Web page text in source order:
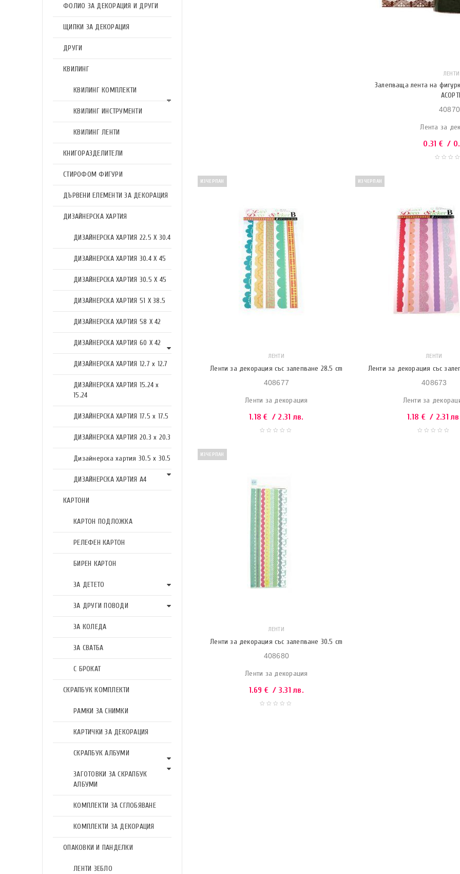
ФОЛИО ЗА ДЕКОРАЦИЯ И ДРУГИ
ЩИПКИ ЗА ДЕКОРАЦИЯ
ДРУГИ
КВИЛИНГ
КВИЛИНГ КОМПЛЕКТИ
КВИЛИНГ ИНСТРУМЕНТИ
КВИЛИНГ ЛЕНТИ
КНИГОРАЗДЕЛИТЕЛИ
СТИРОФОМ ФИГУРИ
ДЪРВЕНИ ЕЛЕМЕНТИ ЗА ДЕКОРАЦИЯ
ДИЗАЙНЕРСКА ХАРТИЯ
ДИЗАЙНЕРСКА ХАРТИЯ 22.5 X 30.4
ДИЗАЙНЕРСКА ХАРТИЯ 30.4 X 45
ДИЗАЙНЕРСКА ХАРТИЯ 30.5 X 45
ДИЗАЙНЕРСКА ХАРТИЯ 51 X 38.5
ДИЗАЙНЕРСКА ХАРТИЯ 58 X 42
ДИЗАЙНЕРСКА ХАРТИЯ 60 X 42
ДИЗАЙНЕРСКА ХАРТИЯ 12.7 x 12.7
ДИЗАЙНЕРСКА ХАРТИЯ 15.24 x
15.24
ДИЗАЙНЕРСКА ХАРТИЯ 17.5 х 17.5
ДИЗАЙНЕРСКА ХАРТИЯ 20.3 х 20.3
Дизайнерска хартия 30.5 х 30.5
ДИЗАЙНЕРСКА ХАРТИЯ А4
КАРТОНИ
КАРТОН ПОДЛОЖКА
РЕЛЕФЕН КАРТОН
БИРЕН КАРТОН
ЗА ДЕТЕТО
ЗА ДРУГИ ПОВОДИ
ЗА КОЛЕДА
ЗА СВАТБА
С БРОКАТ
СКРАПБУК КОМПЛЕКТИ
РАМКИ ЗА СНИМКИ
КАРТИЧКИ ЗА ДЕКОРАЦИЯ
СКРАПБУК АЛБУМИ
ЗАГОТОВКИ ЗА СКРАПБУК
АЛБУМИ
КОМПЛЕКТИ ЗА СГЛОБЯВАНЕ
КОМПЛЕКТИ ЗА ДЕКОРАЦИЯ
ОПАКОВКИ И ПАНДЕЛКИ
ЛЕНТИ ЗЕБЛО
ЛЕНТИ
Залепваща лента на
Лента за
0.31 € /
ИЗЧЕРПАН
ЛЕНТИ
Ленти за декорация със залепване 28.5 cm
408677
Ленти за декорация
1.18€ / 2.31 лв.
ИЗЧЕРПАН
ЛЕНТИ
Ленти за декорация със
408673
Ленти за
1.18 € / 2.31
ИЗЧЕРПАН
ЛЕНТИ
Ленти за декорация със залепване 30.5 cm
408680
Ленти за декорация
1.69 € / 3.31 лв.